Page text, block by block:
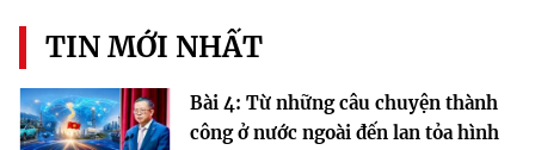
TIN MỚI NHẤT
Bài 4: Từ những câu chuyện thành
công ở nước ngoài đến lan tỏa hình